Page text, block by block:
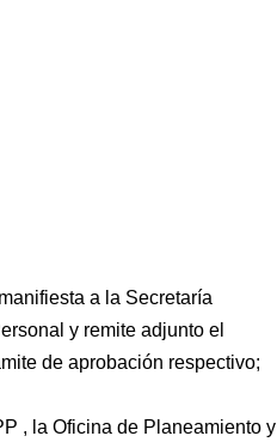
a la Secretaría
y remite adjunto el
de aprobación respectivo;
, la Oficina de Planeamiento y